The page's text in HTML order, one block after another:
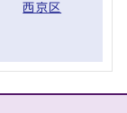
西京区